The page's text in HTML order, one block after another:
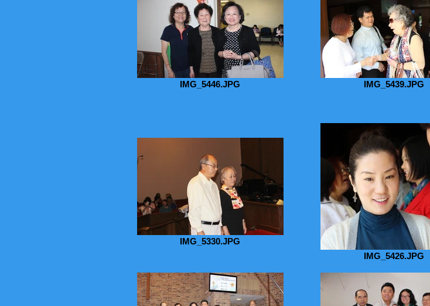
IMG_5446.JPG IMG_5439.JPG
IMG_5330.JPG
IMG_5426.JPG